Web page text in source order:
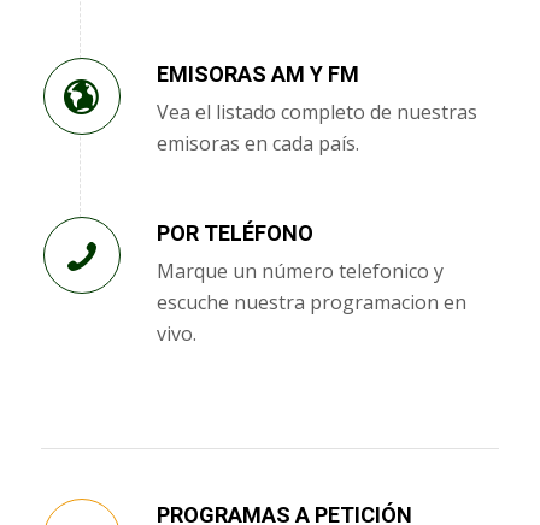
EMISORAS AM Y FM
Vea el listado completo de nuestras
emisoras en cada país.
POR TELÉFONO
Marque un número telefonico y
escuche nuestra programacion en
vivo.
PROGRAMAS A PETICIÓN